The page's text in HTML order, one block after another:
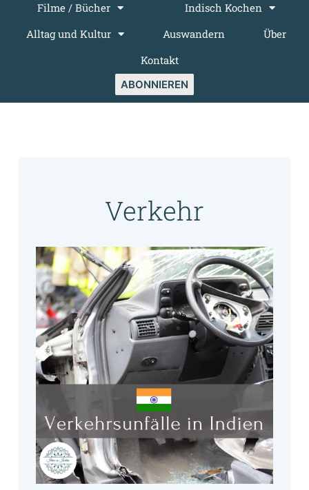
Filme / Bücher
Indisch Kochen
Alltag und Kultur
Auswandern
Über
Kontakt
ABONNIEREN
Verkehr